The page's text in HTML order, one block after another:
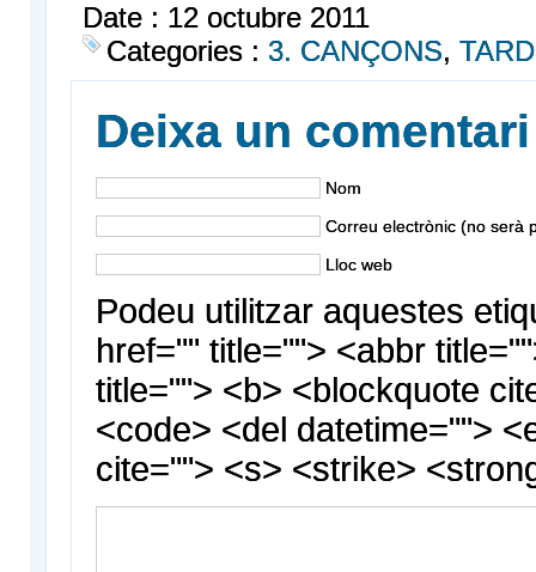
Date : 12 octubre 2011
Categories : 3. CANÇONS,
Deixa un comentari
Nom
Correu electrònic (no serà
Lloc web
Podeu utilitzar aquestes
href="" title=""> <abbr
title=""> <b> <blockquote
<code> <del datetime="">
cite=""> <s> <strike>